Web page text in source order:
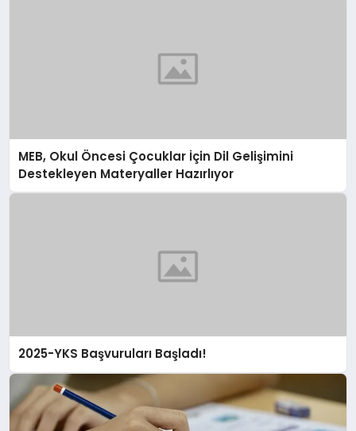
MEB, Okul Öncesi Çocuklar İçin Dil Gelişimini
Destekleyen Materyaller Hazırlıyor
2025-YKS Başvuruları Başladı!